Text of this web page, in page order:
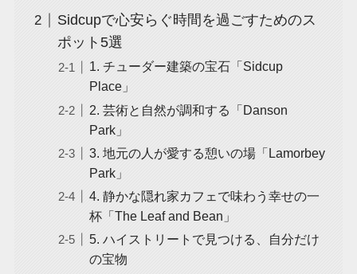
Sidcupで心安らぐ時間を過ごすためのス
ポット5選
1. チューダー建築の宝石「Sidcup
Place」
2. 芸術と自然が調和する「Danson
Park」
3. 地元の人が愛する憩いの場「Lamorbey
Park」
4. 静かな隠れ家カフェで味わう幸せの一
杯「The Leaf and Bean」
5. ハイストリートで見つける、自分だけ
の宝物